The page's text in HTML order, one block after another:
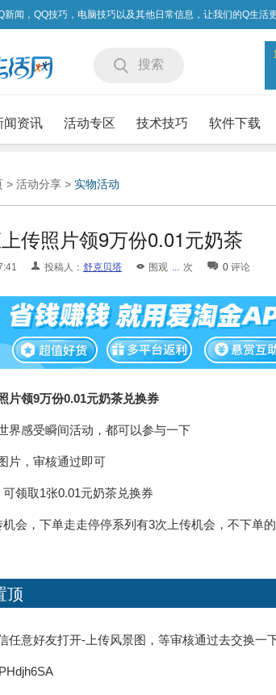
新闻，QQ技巧，电脑技巧以及其他日常信息，让我们的Q生活
搜索
闻资讯 活动专区 技术技巧 软件下载
> 活动分享 > 实物活动
传照片领9万份0.01元奶茶
投稿人： 舒克贝塔 围观 ... 次 0 评论
片领9万份0.01元奶茶兑换券
界感受瞬间活动，都可以参与一下
片，审核通过即可
领取1张0.01元奶茶兑换券
会，下单走走停停系列有3次上传机会，不下单
顶
任意好友打开-上传风景图，等审核通过去交换一